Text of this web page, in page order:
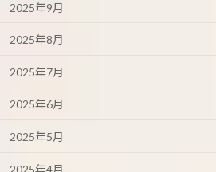
2025年9月
2025年8月
2025年7月
2025年6月
2025年5月
2025年4月